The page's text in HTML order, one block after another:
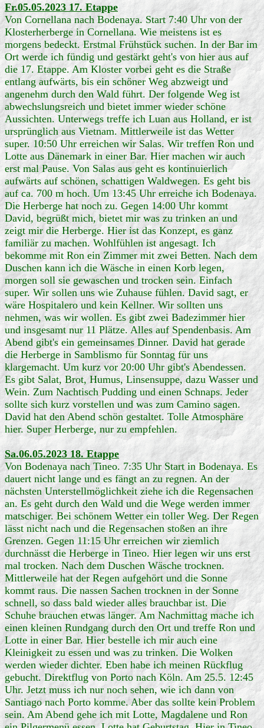
Fr.05.05.2023 17. Etappe
Von Cornellana nach Bodenaya. Start 7:40 Uhr von der
Klosterherberge in Cornellana. Wie meistens ist es
morgens bedeckt. Erstmal Frühstück suchen. In der Bar im
Ort werde ich fündig und gestärkt geht's von hier aus auf
die 17. Etappe. Am Kloster vorbei geht es die Straße
entlang aufwärts, bis ein schöner Weg abzweigt und
angenehm durch den Wald führt. Der folgende Weg ist
abwechslungsreich und bietet immer wieder schöne
Aussichten. Unterwegs treffe ich Luan aus Holland, er ist
ursprünglich aus Vietnam. Mittlerweile ist das Wetter
super. 10:50 Uhr erreichen wir Salas. Wir treffen Ron und
Lotte aus Dänemark in einer Bar. Hier machen wir auch
erst mal Pause. Von Salas aus geht es kontinuierlich
aufwärts auf schönen, schattigen Waldwegen. Es geht bis
auf ca. 700 m hoch. Um 13:45 Uhr erreiche ich Bodenaya.
Die Herberge hat noch zu. Gegen 14:00 Uhr kommt
David, begrüßt mich, bietet mir was zu trinken an und
zeigt mir die Herberge. Hier ist das Konzept, es ganz
familiär zu machen. Wohlfühlen ist angesagt. Ich
bekomme mit Ron ein Zimmer mit zwei Betten. Nach dem
Duschen kann ich die Wäsche in einen Korb legen,
morgen soll sie gewaschen und trocken sein. Einfach
super. Wir sollen uns wie Zuhause fühlen. David sagt, er
wäre Hospitalero und kein Kellner. Wir sollten uns
nehmen, was wir wollen. Es gibt zwei Badezimmer hier
und insgesamt nur 11 Plätze. Alles auf Spendenbasis. Am
Abend gibt's ein gemeinsames Dinner. David hat gerade
die Herberge in Samblismo für Sonntag für uns
klargemacht. Um kurz vor 20:00 Uhr gibt's Abendessen.
Es gibt Salat, Brot, Humus, Linsensuppe, dazu Wasser und
Wein. Zum Nachtisch Pudding und einen Schnaps. Jeder
sollte sich kurz vorstellen und was zum Camino sagen.
David hat den Abend schön gestaltet. Tolle Atmosphäre
hier. Super Herberge, nur zu empfehlen.
Sa.06.05.2023 18. Etappe
Von Bodenaya nach Tineo. 7:35 Uhr Start in Bodenaya. Es
dauert nicht lange und es fängt an zu regnen. An der
nächsten Unterstellmöglichkeit ziehe ich die Regensachen
an. Es geht durch den Wald und die Wege werden immer
matschiger. Bei schönem Wetter ein toller Weg. Der Regen
lässt nicht nach und die Regensachen stoßen an ihre
Grenzen. Gegen 11:15 Uhr erreichen wir ziemlich
durchnässt die Herberge in Tineo. Hier legen wir uns erst
mal trocken. Nach dem Duschen Wäsche trocknen.
Mittlerweile hat der Regen aufgehört und die Sonne
kommt raus. Die nassen Sachen trocknen in der Sonne
schnell, so dass bald wieder alles brauchbar ist. Die
Schuhe brauchen etwas länger. Am Nachmittag mache ich
einen kleinen Rundgang durch den Ort und treffe Ron und
Lotte in einer Bar. Hier bestelle ich mir auch eine
Kleinigkeit zu essen und was zu trinken. Die Wolken
werden wieder dichter. Eben habe ich meinen Rückflug
gebucht. Direktflug von Porto nach Köln. Am 25.5. 12:45
Uhr. Jetzt muss ich nur noch sehen, wie ich dann von
Santiago nach Porto komme. Aber das sollte kein Problem
sein. Am Abend gehe ich mit Lotte, Magdalene und Ron